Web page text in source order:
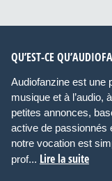
QU’EST-CE
Audiofanzine est une
musique et à l’audio,
petites annonces,
active de passionnés
notre vocation est
prof... Lire la suite